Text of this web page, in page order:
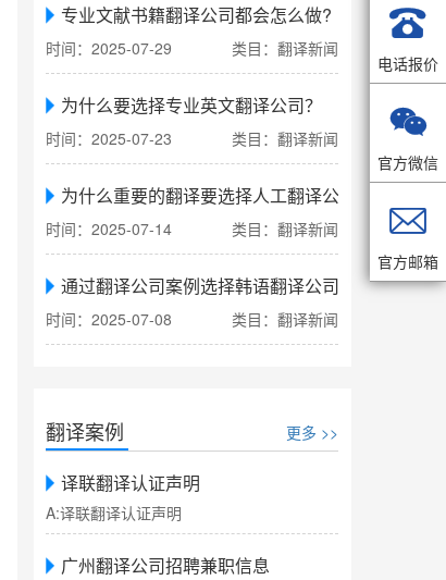
专业文献书籍翻译公司都会怎么做?
时间：2025-07-29 类目：翻译新闻
为什么要选择专业英文翻译公司？
时间：2025-07-23 类目：翻译新闻
为什么重要的翻译要选择人工翻译公司
时间：2025-07-14 类目：翻译新闻
通过翻译公司案例选择韩语翻译公司
时间：2025-07-08 类目：翻译新闻
翻译案例 更多 >>
译联翻译认证声明
A:译联翻译认证声明
广州翻译公司招聘兼职信息

电话报价

官方微信

官方邮箱